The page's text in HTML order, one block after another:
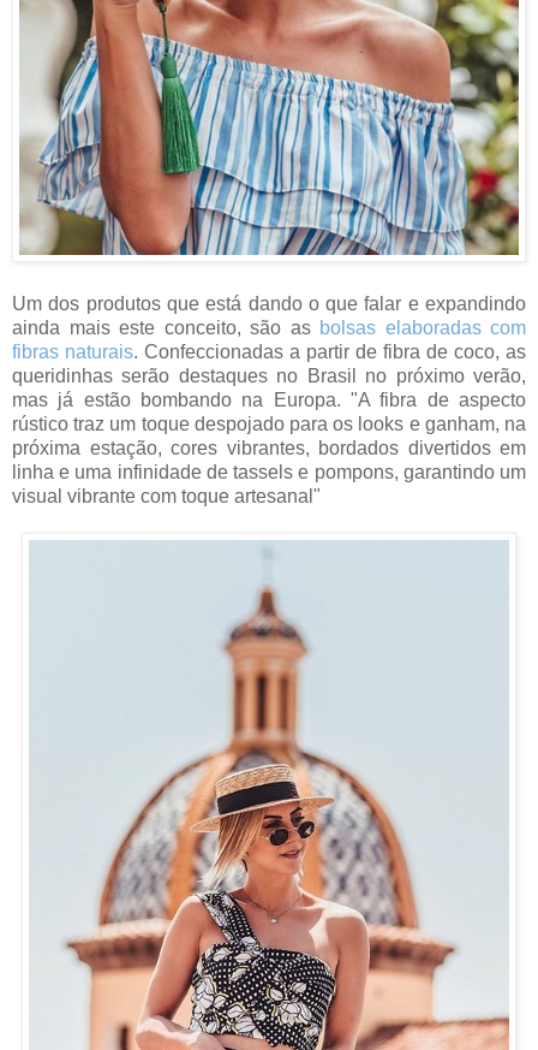
Um dos produtos que está dando o que falar e expandindo
ainda mais este conceito, são as bolsas elaboradas com
fibras naturais. Confeccionadas a partir de fibra de coco, as
queridinhas serão destaques no Brasil no próximo verão,
mas já estão bombando na Europa. "A fibra de aspecto
rústico traz um toque despojado para os looks e ganham, na
próxima estação, cores vibrantes, bordados divertidos em
linha e uma infinidade de tassels e pompons, garantindo um
visual vibrante com toque artesanal"